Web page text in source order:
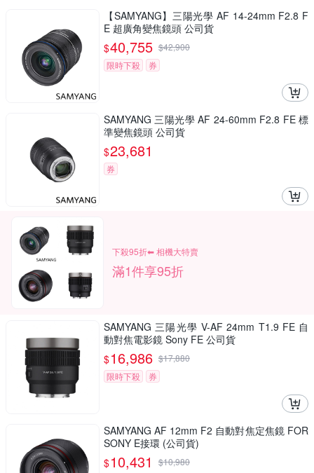
【SAMYANG】三陽光學 AF 14-24mm F2.8 F
E 超廣角變焦鏡頭 公司貨
$40,755 $42,900
限時下殺
券
SAMYANG 三陽光學 AF 24-60mm F2.8 FE 標
準變焦鏡頭 公司貨
$23,681
券
下殺95折⬅︎ 相機大特賣
滿1件享95折
SAMYANG 三陽光學 V-AF 24mm T1.9 FE 自
動對焦電影鏡 Sony FE 公司貨
$16,986 $17,880
限時下殺
券
SAMYANG AF 12mm F2 自動對焦定焦鏡 FOR
SONY E接環 (公司貨)
$10,431 $10,980